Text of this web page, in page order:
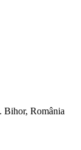
Bihor, România